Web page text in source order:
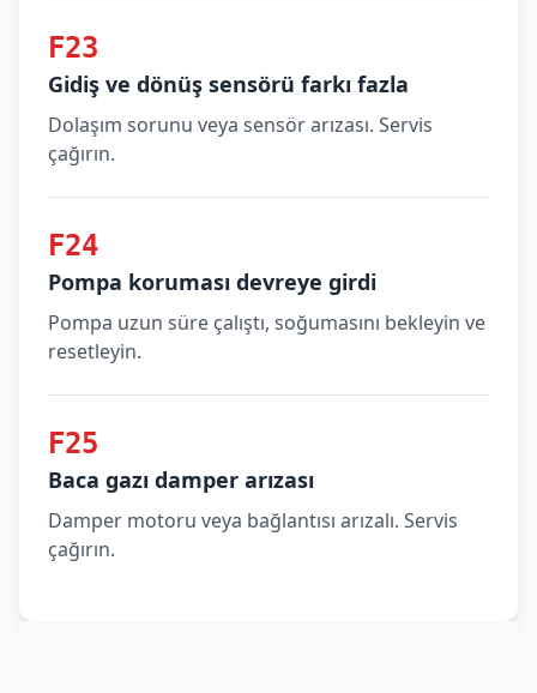
F23
Gidiş ve dönüş sensörü farkı fazla
Dolaşım sorunu veya sensör arızası. Servis
çağırın.
F24
Pompa koruması devreye girdi
Pompa uzun süre çalıştı, soğumasını bekleyin ve
resetleyin.
F25
Baca gazı damper arızası
Damper motoru veya bağlantısı arızalı. Servis
çağırın.